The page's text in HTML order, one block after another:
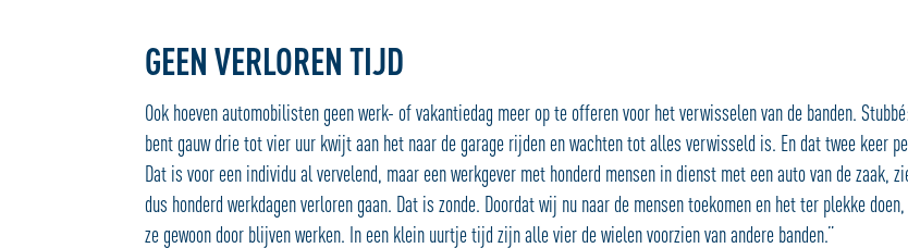
GEEN VERLOREN TIJD
Ook hoeven automobilisten geen werk- of vakantiedag meer op te offeren voor het verwisselen van de banden.
bent gauw drie tot vier uur kwijt aan het naar de garage rijden en wachten tot alles verwisseld is. En dat twee keer
Dat is voor een individu al vervelend, maar een werkgever met honderd mensen in dienst met een auto van de zaak,
dus honderd werkdagen verloren gaan. Dat is zonde. Doordat wij nu naar de mensen toekomen en het ter plekke
ze gewoon door blijven werken. In een klein uurtje tijd zijn alle vier de wielen voorzien van andere banden.”